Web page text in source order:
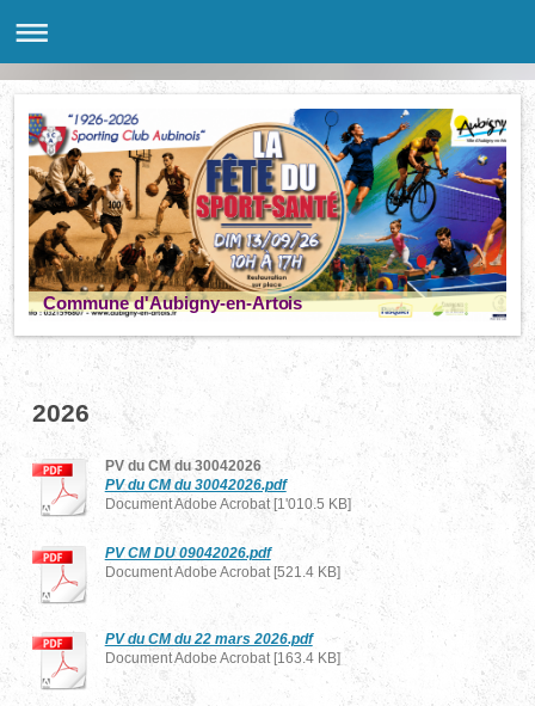
Commune d'Aubigny-en-Artois
2026
PV du CM du 30042026
PV du CM du 30042026.pdf
Document Adobe Acrobat [1'010.5 KB]
PV CM DU 09042026.pdf
Document Adobe Acrobat [521.4 KB]
PV du CM du 22 mars 2026.pdf
Document Adobe Acrobat [163.4 KB]